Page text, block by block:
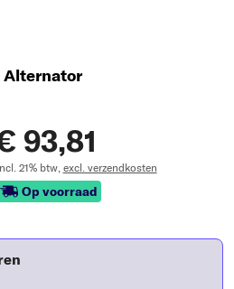
Alternator
93,81
21% btw, excl. verzendkosten
Op voorraad